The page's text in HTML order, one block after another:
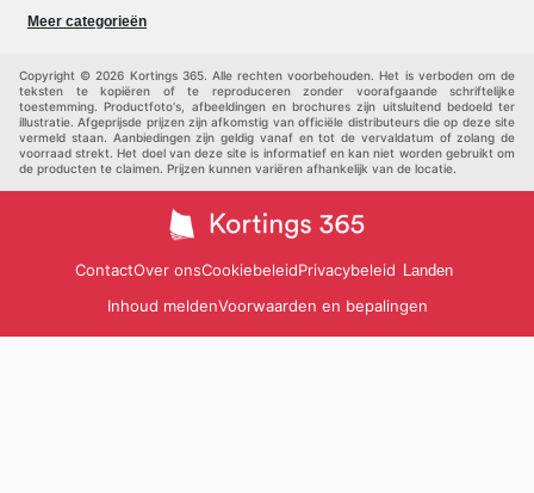
Schoonheid
Meer categorieën
Copyright © 2026 Kortings 365. Alle rechten voorbehouden. Het is verboden om de
teksten te kopiëren of te reproduceren zonder voorafgaande schriftelijke
toestemming. Productfoto's, afbeeldingen en brochures zijn uitsluitend bedoeld ter
illustratie. Afgeprijsde prijzen zijn afkomstig van officiële distributeurs die op deze site
vermeld staan. Aanbiedingen zijn geldig vanaf en tot de vervaldatum of zolang de
voorraad strekt. Het doel van deze site is informatief en kan niet worden gebruikt om
de producten te claimen. Prijzen kunnen variëren afhankelijk van de locatie.
ContactOver onsCookiebeleidPrivacybeleid Landen
Inhoud meldenVoorwaarden en bepalingen